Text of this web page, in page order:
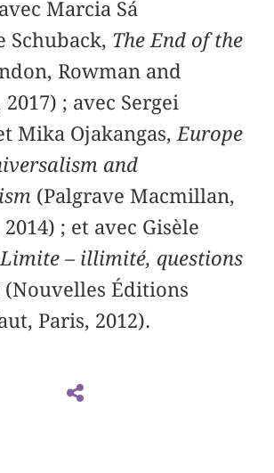
Marcia Sá
Schuback, The End of the
Rowman and
; avec Sergei
Mika Ojakangas, Europe
and
(Palgrave Macmillan,
; et avec Gisèle
Limite – illimité, questions
(Nouvelles Éditions
Paris, 2012).